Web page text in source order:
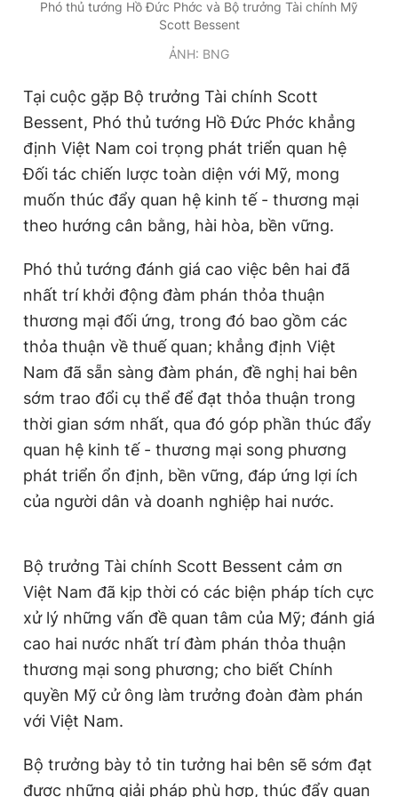
Giấy phép xuất bản số 110/GP - BTTTT cấp ngày 24.3.2020
© 2003-2026 Bản quyền thuộc về Báo Thanh Niên. Cấm sao
chép dưới mọi hình thức nếu không có sự chấp thuận bằng văn
Phó thủ tướng Hồ Đức Phớc và Bộ trưởng Tài chính Mỹ
Scott Bessent
ẢNH: BNG
Tại cuộc gặp Bộ trưởng Tài chính Scott
Bessent, Phó thủ tướng Hồ Đức Phớc khẳng
định Việt Nam coi trọng phát triển quan hệ
Đối tác chiến lược toàn diện với Mỹ, mong
muốn thúc đẩy quan hệ kinh tế - thương mại
theo hướng cân bằng, hài hòa, bền vững.
Phó thủ tướng đánh giá cao việc bên hai đã
nhất trí khởi động đàm phán thỏa thuận
thương mại đối ứng, trong đó bao gồm các
thỏa thuận về thuế quan; khẳng định Việt
Nam đã sẵn sàng đàm phán, đề nghị hai bên
sớm trao đổi cụ thể để đạt thỏa thuận trong
thời gian sớm nhất, qua đó góp phần thúc đẩy
quan hệ kinh tế - thương mại song phương
phát triển ổn định, bền vững, đáp ứng lợi ích
của người dân và doanh nghiệp hai nước.
Bộ trưởng Tài chính Scott Bessent cảm ơn
Việt Nam đã kịp thời có các biện pháp tích cực
xử lý những vấn đề quan tâm của Mỹ; đánh giá
cao hai nước nhất trí đàm phán thỏa thuận
thương mại song phương; cho biết Chính
quyền Mỹ cử ông làm trưởng đoàn đàm phán
với Việt Nam.
Bộ trưởng bày tỏ tin tưởng hai bên sẽ sớm đạt
được những giải pháp phù hợp, thúc đẩy quan